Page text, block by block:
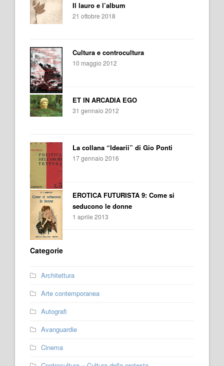
Il lauro e l’album
21 ottobre 2018
Cultura e controcultura
10 maggio 2012
ET IN ARCADIA EGO
31 gennaio 2012
La collana “Idearii” di Gio Ponti
17 gennaio 2016
EROTICA FUTURISTA 9: Come si
seducono le donne
1 aprile 2013
Categorie
Architettura
Arte contemporanea
Autografi
Avanguardie
Cinema